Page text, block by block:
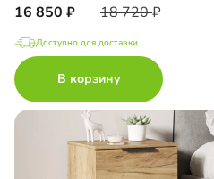
16 850 18 720
Доступно для доставки
В корзину